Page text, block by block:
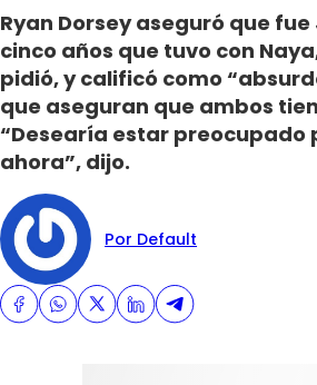
Ryan Dorsey aseguró que fue
cinco años que tuvo con
pidió, y calificó como
que aseguran que ambos
“Desearía estar preocupado
ahora”, dijo.
Por Default